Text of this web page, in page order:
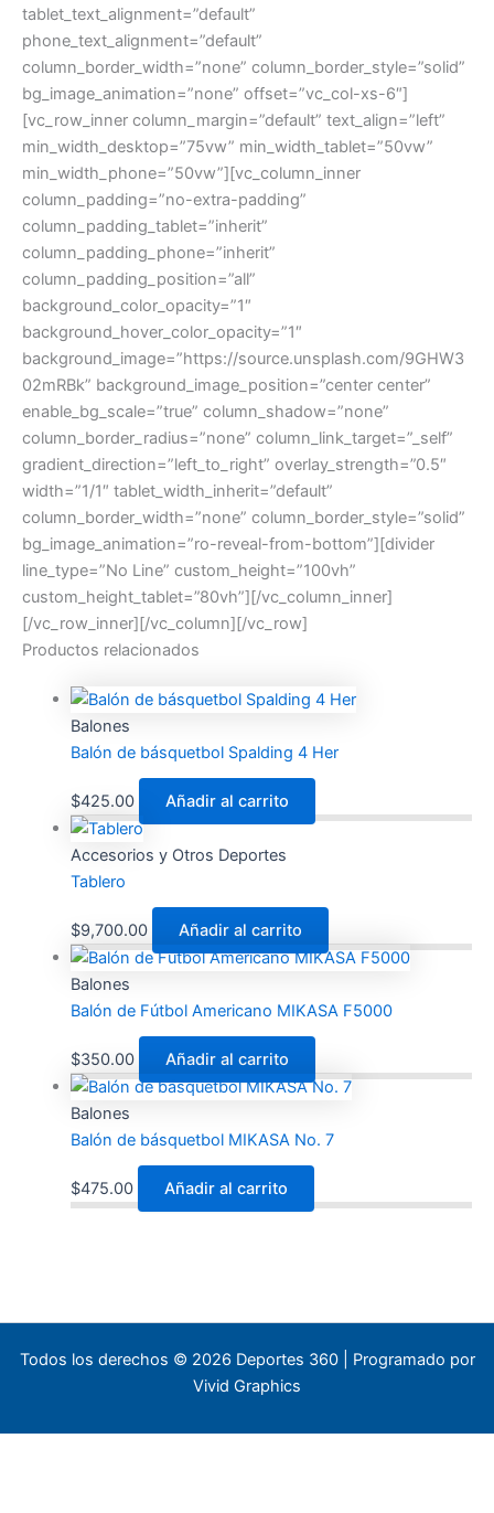
tablet_text_alignment=”default”
phone_text_alignment=”default”
column_border_width=”none” column_border_style=”solid”
bg_image_animation=”none” offset=”vc_col-xs-6″]
[vc_row_inner column_margin=”default” text_align=”left”
min_width_desktop=”75vw” min_width_tablet=”50vw”
min_width_phone=”50vw”][vc_column_inner
column_padding=”no-extra-padding”
column_padding_tablet=”inherit”
column_padding_phone=”inherit”
column_padding_position=”all”
background_color_opacity=”1″
background_hover_color_opacity=”1″
background_image=”https://source.unsplash.com/9GHW3
02mRBk” background_image_position=”center center”
enable_bg_scale=”true” column_shadow=”none”
column_border_radius=”none” column_link_target=”_self”
gradient_direction=”left_to_right” overlay_strength=”0.5″
width=”1/1″ tablet_width_inherit=”default”
column_border_width=”none” column_border_style=”solid”
bg_image_animation=”ro-reveal-from-bottom”][divider
line_type=”No Line” custom_height=”100vh”
custom_height_tablet=”80vh”][/vc_column_inner]
[/vc_row_inner][/vc_column][/vc_row]
Productos relacionados
Balones
Balón de básquetbol Spalding 4 Her
$425.00 Añadir al carrito
Accesorios y Otros Deportes
Tablero
$9,700.00 Añadir al carrito
Balones
Balón de Fútbol Americano MIKASA F5000
$350.00 Añadir al carrito
Balones
Balón de básquetbol MIKASA No. 7
$475.00 Añadir al carrito
Todos los derechos © 2026 Deportes 360 | Programado por
Vivid Graphics